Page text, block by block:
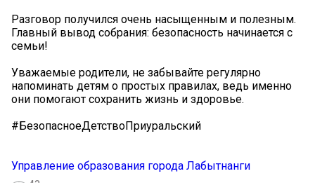
Разговор получился очень насыщенным и полезным.
Главный вывод собрания: безопасность начинается с
семьи!
Уважаемые родители, не забывайте регулярно
напоминать детям о простых правилах, ведь именно
они помогают сохранить жизнь и здоровье.
#БезопасноеДетствоПриуральский
Управление образования города Лабытнанги